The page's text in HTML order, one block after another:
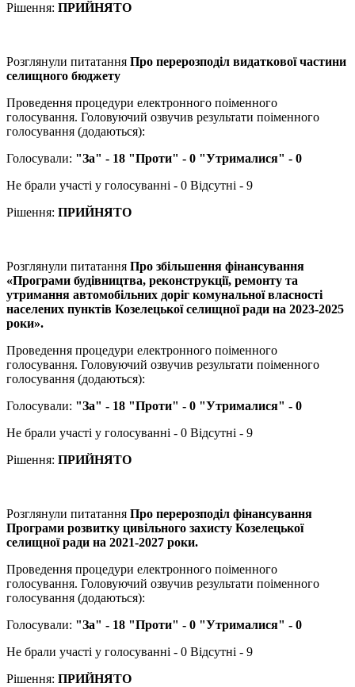
Рішення: ПРИЙНЯТО
Розглянули питатання Про перерозподіл видаткової частини
селищного бюджету
Проведення процедури електронного поіменного
голосування. Головуючий озвучив результати поіменного
голосування (додаються):
Голосували: "За" - 18 "Проти" - 0 "Утрималися" - 0
Не брали участі у голосуванні - 0 Відсутні - 9
Рішення: ПРИЙНЯТО
Розглянули питатання Про збільшення фінансування
«Програми будівництва, реконструкції, ремонту та
утримання автомобільних доріг комунальної власності
населених пунктів Козелецької селищної ради на 2023-2025
роки».
Проведення процедури електронного поіменного
голосування. Головуючий озвучив результати поіменного
голосування (додаються):
Голосували: "За" - 18 "Проти" - 0 "Утрималися" - 0
Не брали участі у голосуванні - 0 Відсутні - 9
Рішення: ПРИЙНЯТО
Розглянули питатання Про перерозподіл фінансування
Програми розвитку цивільного захисту Козелецької
селищної ради на 2021-2027 роки.
Проведення процедури електронного поіменного
голосування. Головуючий озвучив результати поіменного
голосування (додаються):
Голосували: "За" - 18 "Проти" - 0 "Утрималися" - 0
Не брали участі у голосуванні - 0 Відсутні - 9
Рішення: ПРИЙНЯТО